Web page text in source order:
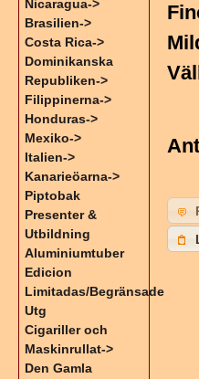
Nicaragua->
Brasilien->
Costa Rica->
Dominikanska
Republiken->
Filippinerna->
Honduras->
Mexiko->
Italien->
Kanarieöarna->
Piptobak
Presenter &
Utbildning
Aluminiumtuber
Edicion
Limitadas/Begränsade
Utg
Cigariller och
Maskinrullat->
Den Gamla